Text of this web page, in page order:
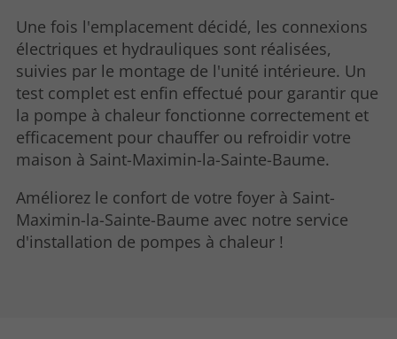
Une fois l'emplacement décidé, les connexions
électriques et hydrauliques sont réalisées,
suivies par le montage de l'unité intérieure. Un
test complet est enfin effectué pour garantir que
la pompe à chaleur fonctionne correctement et
efficacement pour chauffer ou refroidir votre
maison à Saint-Maximin-la-Sainte-Baume.
Améliorez le confort de votre foyer à Saint-
Maximin-la-Sainte-Baume avec notre service
d'installation de pompes à chaleur !